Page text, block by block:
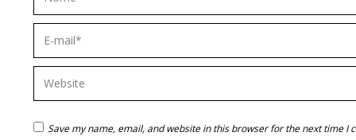
E-mail *
Website
Save my name, email, and website in this browser for the next time I